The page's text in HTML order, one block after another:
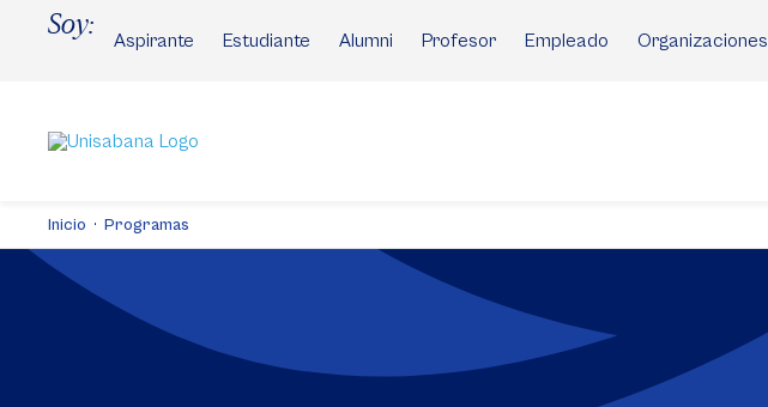
Soy:
Aspirante Estudiante Alumni Profesor Empleado Organizaciones
Inicio Programas